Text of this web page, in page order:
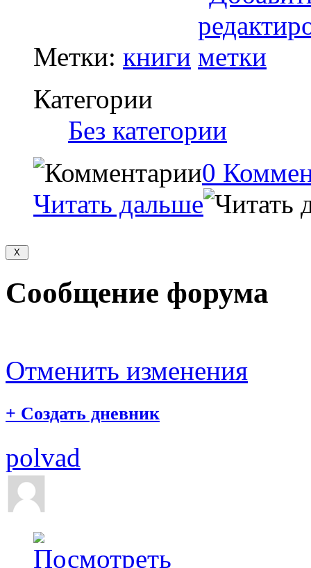
Метки: книги
Категории
Без категории
0
Читать дальше
Сообщение форума
Отменить изменения
+ Создать дневник
polvad